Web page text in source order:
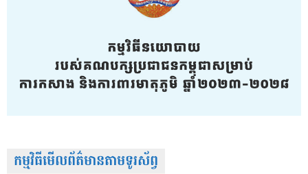
កម្មវិធីមើលព័ត៌មានតាមទូរស័ព្វ